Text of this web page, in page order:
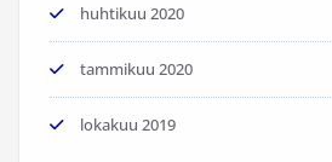
huhtikuu 2020
tammikuu 2020
lokakuu 2019